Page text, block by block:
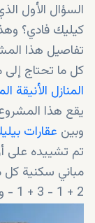
السؤال الأول
كيليك فادي؟
تفاصيل هذا
كل ما تحتاج إلى
المنازل
يقع هذا
وبين عقارات
2 + 1 - 3 + 1 - ودوبلكس من 4 + 1.